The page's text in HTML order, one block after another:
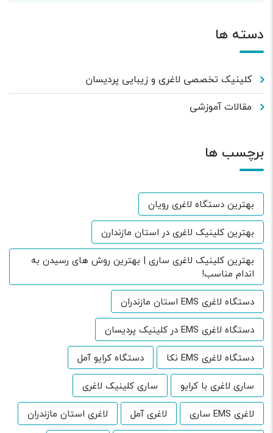
دسته ها
کلینیک تخصصی لاغری و زیبایی پردیسان
مقالات آموزشی
برچسب ها
بهترین دستگاه لاغری رویان
بهترین کلینیک لاغری در استان مازندارن
بهترین کلینیک لاغری ساری | بهترین روش های رسیدن به
اندام مناسب!
دستگاه لاغری EMS استان مازندران
دستگاه لاغری EMS در کلینیک پردیسان
دستگاه لاغری EMS نکا
دستگاه کرایو آمل
ساری لاغری با کرایو
ساری کلینیک لاغری
لاغری EMS ساری
لاغری آمل
لاغری استان مازندران